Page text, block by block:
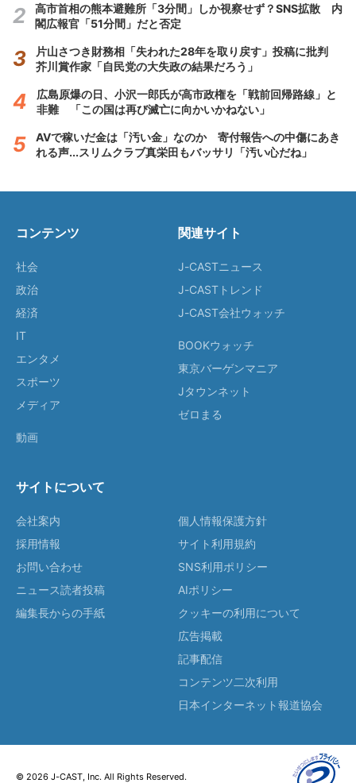
高市首相の熊本避難所「3分間」しか視察せず？SNS拡散 内
閣広報官「51分間」だと否定
片山さつき財務相「失われた28年を取り戻す」投稿に批判
芥川賞作家「自民党の大失政の結果だろう」
広島原爆の日、小沢一郎氏が高市政権を「戦前回帰路線」と
非難 「この国は再び滅亡に向かいかねない」
AVで稼いだ金は「汚い金」なのか 寄付報告への中傷にあき
れる声...スリムクラブ真栄田もバッサリ「汚い心だね」
コンテンツ
社会
政治
経済
IT
エンタメ
スポーツ
メディア
動画
関連サイト
J-CASTニュース
J-CASTトレンド
J-CAST会社ウォッチ
BOOKウォッチ
東京バーゲンマニア
Jタウンネット
ゼロまる
サイトについて
会社案内
採用情報
お問い合わせ
ニュース読者投稿
編集長からの手紙
個人情報保護方針
サイト利用規約
SNS利用ポリシー
AIポリシー
クッキーの利用について
広告掲載
記事配信
コンテンツ二次利用
日本インターネット報道協会
© 2026 J-CAST, Inc. All Rights Reserved.